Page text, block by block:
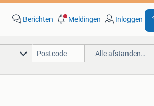
Berichten Meldingen Inloggen
Alle afstanden…